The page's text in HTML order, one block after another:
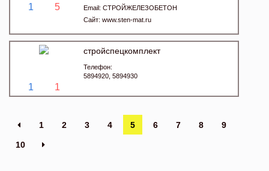
1 5
Email: СТРОЙЖЕЛЕЗОБЕТОН
Сайт: www.sten-mat.ru
1 1
стройспецкомплект
Телефон:
5894920, 5894930
1 2 3 4 5 6 7 8 9
10